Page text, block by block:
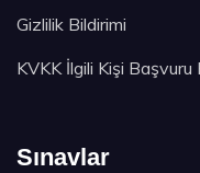
Gizlilik Bildirimi
KVKK İlgili Kişi Başvuru
Sınavlar